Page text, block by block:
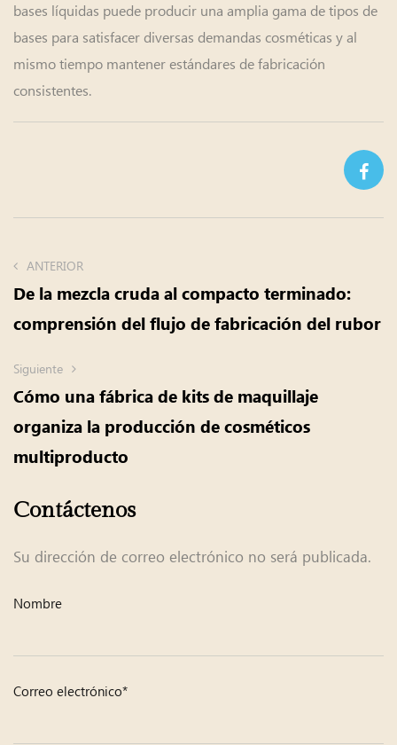
bases líquidas puede producir una amplia gama de tipos de
bases para satisfacer diversas demandas cosméticas y al
mismo tiempo mantener estándares de fabricación
consistentes.
ANTERIOR
De la mezcla cruda al compacto terminado:
comprensión del flujo de fabricación del rubor
Siguiente
Cómo una fábrica de kits de maquillaje
organiza la producción de cosméticos
multiproducto
Contáctenos
Su dirección de correo electrónico no será publicada.
Nombre
Correo electrónico*